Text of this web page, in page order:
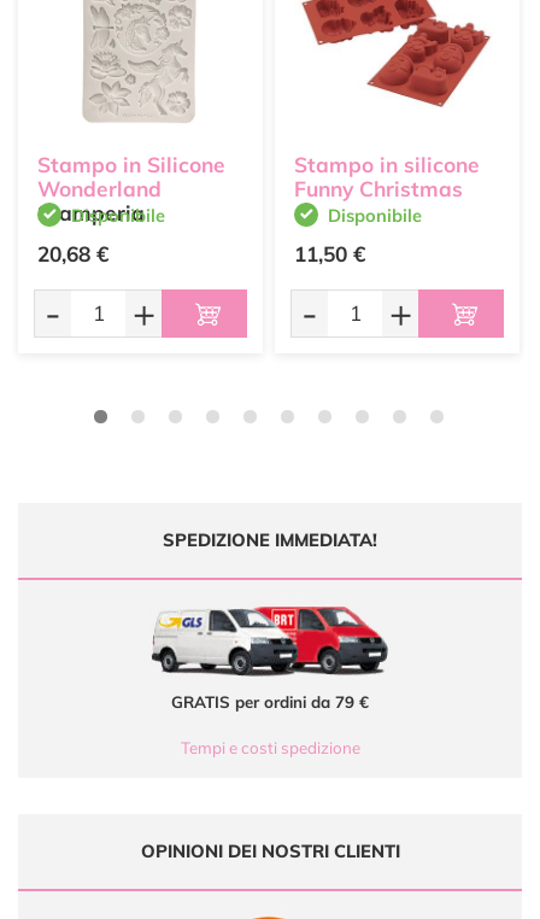
Stampo in Silicone
Wonderland
Stamperia
Disponibile
20,68 €
- +
Stampo in silicone
Funny Christmas
Disponibile
11,50 €
- +
SPEDIZIONE IMMEDIATA!
GRATIS per ordini da 79 €
Tempi e costi spedizione
OPINIONI DEI NOSTRI CLIENTI